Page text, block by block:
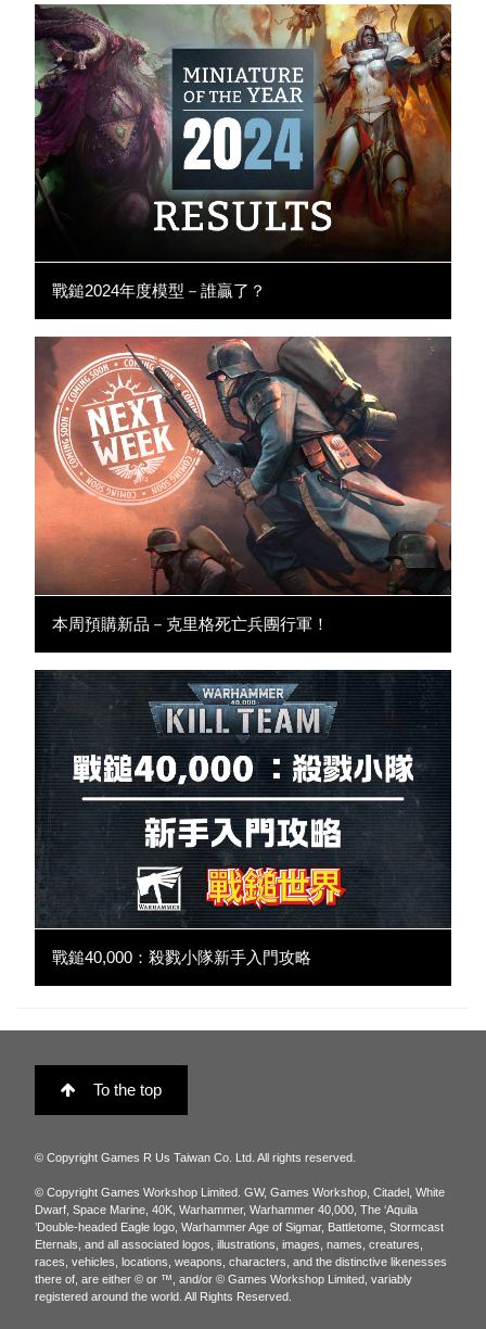
戰鎚2024年度模型－誰贏了？
本周預購新品－克里格死亡兵團行軍！
戰鎚40,000：殺戮小隊新手入門攻略
To the top
© Copyright Games R Us Taiwan Co. Ltd. All rights reserved.
© Copyright Games Workshop Limited. GW, Games Workshop, Citadel, White
Dwarf, Space Marine, 40K, Warhammer, Warhammer 40,000, The ‘Aquila
’Double-headed Eagle logo, Warhammer Age of Sigmar, Battletome, Stormcast
Eternals, and all associated logos, illustrations, images, names, creatures,
races, vehicles, locations, weapons, characters, and the distinctive likenesses
there of, are either © or ™, and/or © Games Workshop Limited, variably
registered around the world. All Rights Reserved.